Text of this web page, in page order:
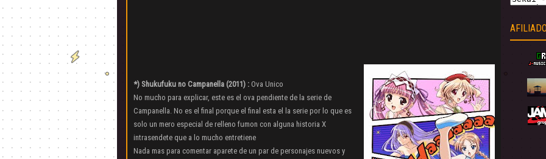
*) Shukufuku no Campanella (2011) : Ova Unico
No mucho para explicar, este es el ova pendiente de la serie de
Campanella. No es el final porque el final esta el la serie por lo que es
solo un mero especial de relleno fumon con alguna historia X
intrasendete que a lo mucho entretiene
Nada mas para comentar aparete de un par de personajes nuevos y